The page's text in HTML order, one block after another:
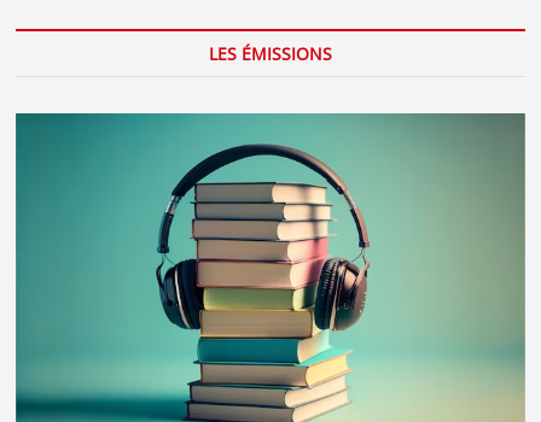
LES ÉMISSIONS